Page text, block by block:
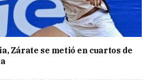
Zárate se metió en cuartos de